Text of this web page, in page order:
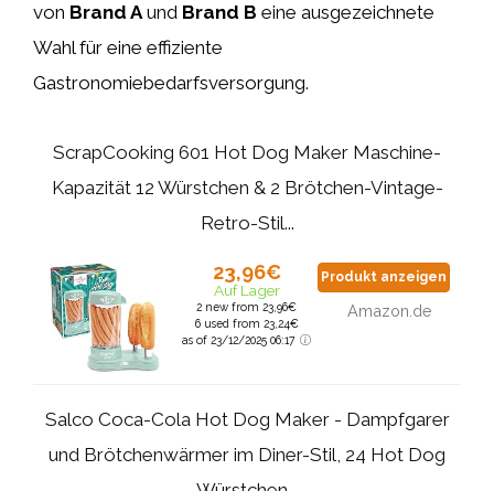
von Brand Aund Brand B eine ausgezeichnete
Wahl für eine effiziente
Gastronomiebedarfsversorgung.
ScrapCooking 601 Hot Dog Maker Maschine-
Kapazität 12 Würstchen & 2 Brötchen-Vintage-
Retro-Stil...
23,96€
Auf Lager
2 new from 23,96€
6 used from 23,24€
as of 23/12/2025 06:17
Produkt anzeigen
Amazon.de
Salco Coca-Cola Hot Dog Maker - Dampfgarer
und Brötchenwärmer im Diner-Stil, 24 Hot Dog